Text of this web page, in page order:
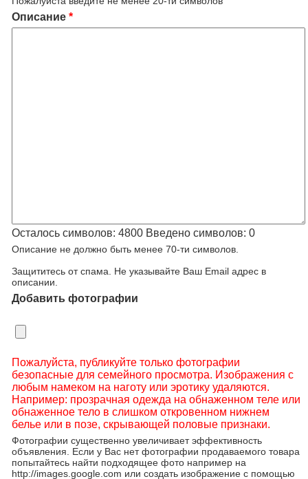
Описание *
Осталось символов: 4800 Введено символов: 0
Описание не должно быть менее 70-ти символов.
Защититесь от спама. Не указывайте Ваш Email адрес в
описании.
Добавить фотографии
Пожалуйста, публикуйте только фотографии
безопасные для семейного просмотра. Изображения с
любым намеком на наготу или эротику удаляются.
Например: прозрачная одежда на обнаженном теле или
обнаженное тело в слишком откровенном нижнем
белье или в позе, скрывающей половые признаки.
Фотографии существенно увеличивает эффективность
объявления. Если у Вас нет фотографии продаваемого товара
попытайтесь найти подходящее фото например на
http://images.google.com или создать изображение с помощью